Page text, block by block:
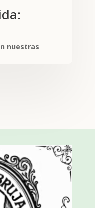
nuestras